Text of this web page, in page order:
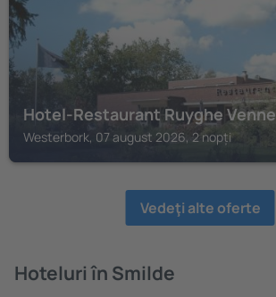
Hotel-Restaurant Ruyghe Venne
Westerbork, 07 august 2026, 2 nopți
Vedeţi alte oferte
Hoteluri în Smilde